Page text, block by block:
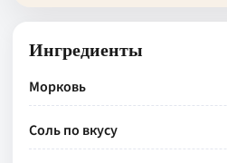
Ингредиенты
Морковь
Соль по вкусу